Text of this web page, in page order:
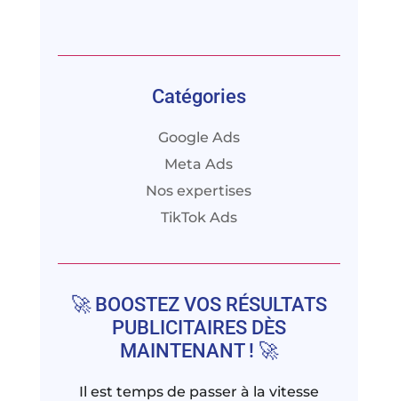
Catégories
Google Ads
Meta Ads
Nos expertises
TikTok Ads
🚀 BOOSTEZ VOS RÉSULTATS
PUBLICITAIRES DÈS
MAINTENANT ! 🚀
Il est temps de passer à la vitesse